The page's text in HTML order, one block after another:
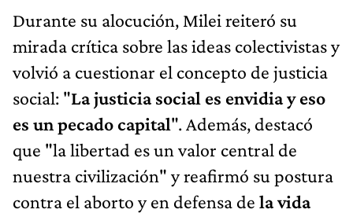
Durante su alocución, Milei reiteró su
mirada crítica sobre las ideas colectivistas y
volvió a cuestionar el concepto de justicia
social: "La justicia social es envidia y eso
es un pecado capital". Además, destacó
que "la libertad es un valor central de
nuestra civilización" y reafirmó su postura
contra el aborto y en defensa de la vida